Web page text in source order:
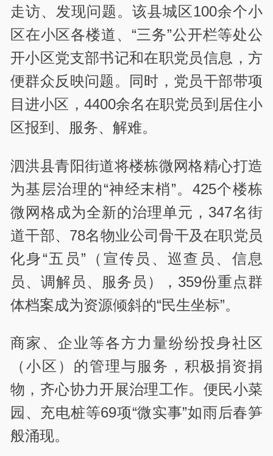
走访、发现问题。该县城区100余个小
区在小区各楼道、“三务”公开栏等处公
开小区党支部书记和在职党员信息，方
便群众反映问题。同时，党员干部带项
目进小区，4400余名在职党员到居住小
区报到、服务、解难。
泗洪县青阳街道将楼栋微网格精心打造
为基层治理的“神经末梢”。425个楼栋
微网格成为全新的治理单元，347名街
道干部、78名物业公司骨干及在职党员
化身“五员”（宣传员、巡查员、信息
员、调解员、服务员），359份重点群
体档案成为资源倾斜的“民生坐标”。
商家、企业等各方力量纷纷投身社区
（小区）的管理与服务，积极捐资捐
物，齐心协力开展治理工作。便民小菜
园、充电桩等69项“微实事”如雨后春笋
般涌现。